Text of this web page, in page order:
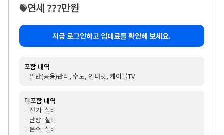
연세 ???만원
지금 로그인하고 임대료를 확인해 보세요.
포함 내역
· 일반(공용)관리, 수도, 인터넷, 케이블TV
미포함 내역
· 전기: 실비
· 난방: 실비
· 온수: 실비